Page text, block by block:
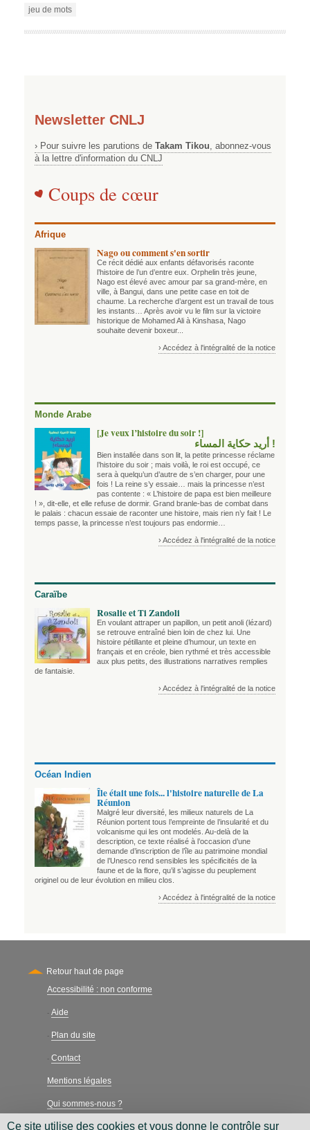
jeu de mots
Newsletter CNLJ
› Pour suivre les parutions de Takam Tikou , abonnez-vous
à la lettre d'information du CNLJ
Coups de cœur
Afrique
Nago ou comment s'en sortir
Ce récit dédié aux enfants défavorisés raconte
l’histoire de l’un d’entre eux. Orphelin très jeune,
Nago est élevé avec amour par sa grand-mère, en
ville, à Bangui, dans une petite case en toit de
chaume. La recherche d’argent est un travail de tous
les instants… Après avoir vu le film sur la victoire
historique de Mohamed Ali à Kinshasa, Nago
souhaite devenir boxeur...
› Accédez à l'intégralité de la notice
Monde Arabe
[Je veux l’histoire du soir !]
! أريد حكاية المساء
Bien installée dans son lit, la petite princesse réclame
l’histoire du soir ; mais voilà, le roi est occupé, ce
sera à quelqu’un d’autre de s’en charger, pour une
fois ! La reine s’y essaie… mais la princesse n’est
pas contente : « L’histoire de papa est bien meilleure
! », dit-elle, et elle refuse de dormir. Grand branle-bas de combat dans
le palais : chacun essaie de raconter une histoire, mais rien n’y fait ! Le
temps passe, la princesse n’est toujours pas endormie…
› Accédez à l'intégralité de la notice
Caraïbe
Rosalie et Ti Zandoli
En voulant attraper un papillon, un petit anoli (lézard)
se retrouve entraîné bien loin de chez lui. Une
histoire pétillante et pleine d’humour, un texte en
français et en créole, bien rythmé et très accessible
aux plus petits, des illustrations narratives remplies
de fantaisie.
› Accédez à l'intégralité de la notice
Océan Indien
Île était une fois... l'histoire naturelle de La
Réunion
Malgré leur diversité, les milieux naturels de La
Réunion portent tous l’empreinte de l’insularité et du
volcanisme qui les ont modelés. Au-delà de la
description, ce texte réalisé à l’occasion d’une
demande d’inscription de l’île au patrimoine mondial
de l’Unesco rend sensibles les spécificités de la
faune et de la flore, qu’il s’agisse du peuplement
originel ou de leur évolution en milieu clos.
› Accédez à l'intégralité de la notice
Retour haut de page
Secondary
Accessibilité : non conforme
- Aide
- Plan du site
- Contact
Mentions légales
Qui sommes-nous ?
Charte néthique
Ce site utilise des cookies et vous donne le contrôle sur